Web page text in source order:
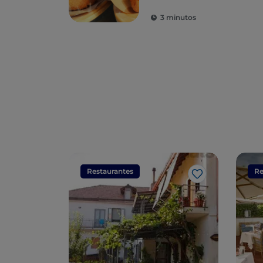
maravilhas para o
3 minutos
Restaurantes
Gosto